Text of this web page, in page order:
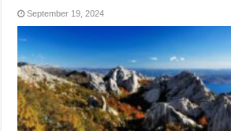
September 19, 2024